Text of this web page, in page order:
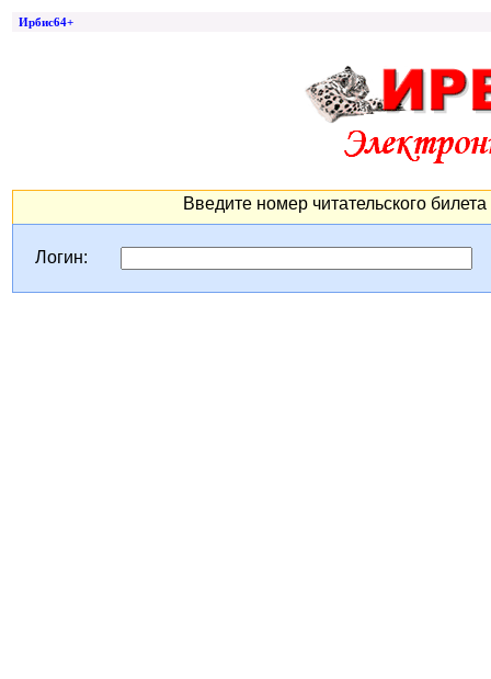
Ирбис64+
Введите номер читательского
Логин: